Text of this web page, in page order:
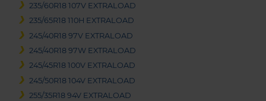
235/60R18 107V EXTRALOAD
235/65R18 110H EXTRALOAD
245/40R18 97V EXTRALOAD
245/40R18 97W EXTRALOAD
245/45R18 100V EXTRALOAD
245/50R18 104V EXTRALOAD
255/35R18 94V EXTRALOAD